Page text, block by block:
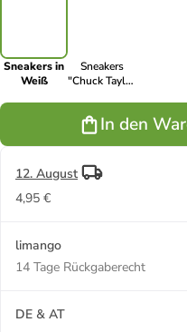
Sneakers in
Weiß
Sneakers
"Chuck Taylor
In den
12. August
4,95 €
limango
14 Tage Rückgaberecht
DE & AT